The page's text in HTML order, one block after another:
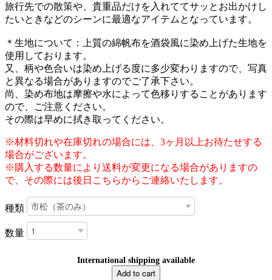
旅行先での散策や、貴重品だけを入れててサッとお出かけし
たいときなどのシーンに最適なアイテムとなっています。
＊生地について：上質の綿帆布を酒袋風に染め上げた生地を
使用しております。
又、柄や色合いは染め上げる度に多少変わりますので、写真
と異なる場合がありますのでご了承下さい。
尚、染め布地は摩擦や水によって色移りすることがあります
ので、ご注意ください。
その際は早めに拭き取ってください。
※材料切れや在庫切れの場合には、3ヶ月以上お待たせする
場合がございます。
※購入する数量により送料が変更になる場合がありますの
で、その際には後日こちらからご連絡いたします。
種類
数量
International shipping available
Add to cart